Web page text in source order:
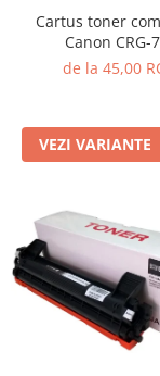
Cartus toner
Canon CRG-
de la 45,00
VEZI VARIANTE